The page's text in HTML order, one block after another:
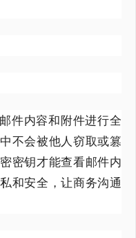
件内容和附件进行全
不会被他人窃取或篡
密钥才能查看邮件内
和安全，让商务沟通